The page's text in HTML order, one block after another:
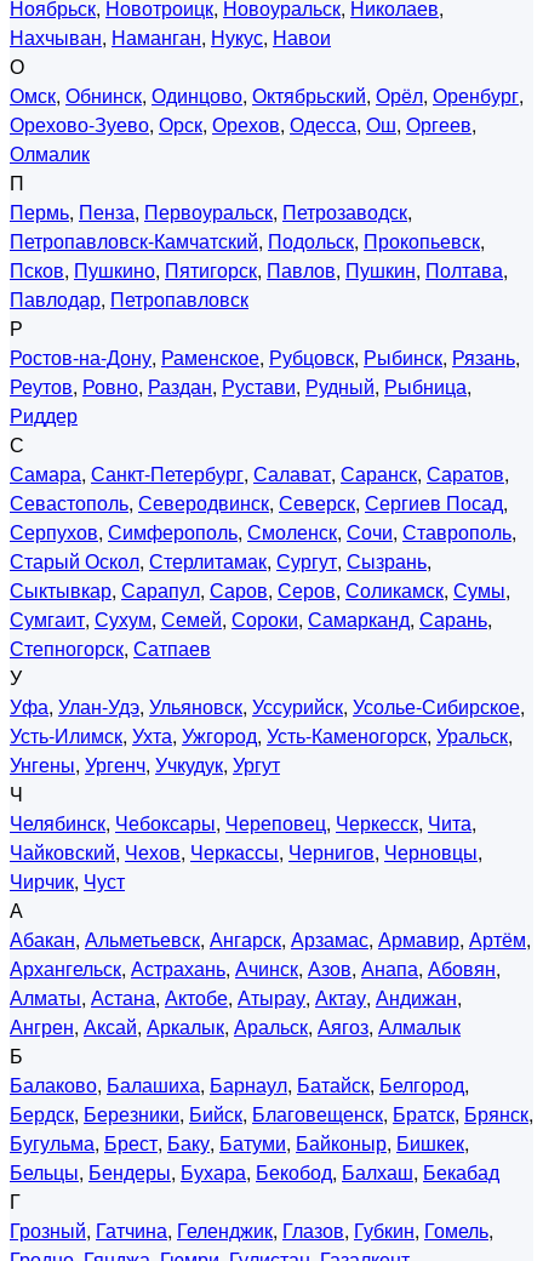
Ноябрьск, Новотроицк, Новоуральск, Николаев,
Нахчыван, Наманган, Нукус, Навои
О
Омск, Обнинск, Одинцово, Октябрьский, Орёл, Оренбург,
Орехово-Зуево, Орск, Орехов, Одесса, Ош, Оргеев,
Олмалик
П
Пермь, Пенза, Первоуральск, Петрозаводск,
Петропавловск-Камчатский, Подольск, Прокопьевск,
Псков, Пушкино, Пятигорск, Павлов, Пушкин, Полтава,
Павлодар, Петропавловск
Р
Ростов-на-Дону, Раменское, Рубцовск, Рыбинск, Рязань,
Реутов, Ровно, Раздан, Рустави, Рудный, Рыбница,
Риддер
С
Самара, Санкт-Петербург, Салават, Саранск, Саратов,
Севастополь, Северодвинск, Северск, Сергиев Посад,
Серпухов, Симферополь, Смоленск, Сочи, Ставрополь,
Старый Оскол, Стерлитамак, Сургут, Сызрань,
Сыктывкар, Сарапул, Саров, Серов, Соликамск, Сумы,
Сумгаит, Сухум, Семей, Сороки, Самарканд, Сарань,
Степногорск, Сатпаев
У
Уфа, Улан-Удэ, Ульяновск, Уссурийск, Усолье-Сибирское,
Усть-Илимск, Ухта, Ужгород, Усть-Каменогорск, Уральск,
Унгены, Ургенч, Учкудук, Ургут
Ч
Челябинск, Чебоксары, Череповец, Черкесск, Чита,
Чайковский, Чехов, Черкассы, Чернигов, Черновцы,
Чирчик, Чуст
А
Абакан, Альметьевск, Ангарск, Арзамас, Армавир, Артём,
Архангельск, Астрахань, Ачинск, Азов, Анапа, Абовян,
Алматы, Астана, Актобе, Атырау, Актау, Андижан,
Ангрен, Аксай, Аркалык, Аральск, Аягоз, Алмалык
Б
Балаково, Балашиха, Барнаул, Батайск, Белгород,
Бердск, Березники, Бийск, Благовещенск, Братск, Брянск,
Бугульма, Брест, Баку, Батуми, Байконыр, Бишкек,
Бельцы, Бендеры, Бухара, Бекобод, Балхаш, Бекабад
Г
Грозный, Гатчина, Геленджик, Глазов, Губкин, Гомель,